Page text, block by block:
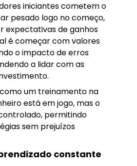
iniciantes cometem o
pesado logo no começo,
expectativas de ganhos
é começar com valores
o impacto de erros
a lidar com as
um treinamento na
está em jogo, mas o
permitindo
sem prejuízos
constante